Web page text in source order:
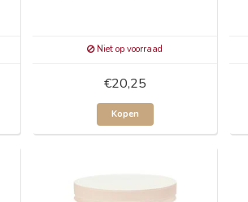
Niet op voorraad
€20,25
Kopen